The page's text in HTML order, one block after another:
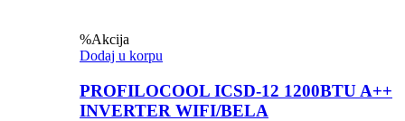
%Akcija
Dodaj u korpu
PROFILOCOOL ICSD-12 1200BTU A++
INVERTER WIFI/BELA